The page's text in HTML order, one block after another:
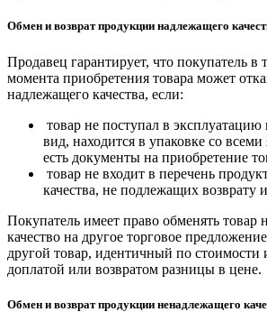
Обмен и возврат продукции надлежащего
Продавец гарантирует, что покупатель в
момента приобретения товара может
надлежащего качества, если:
товар не поступал в
вид, находится в упаковке со
есть документы на приобретение
товар не входит в перечень
качества, не подлежащих возврату
Покупатель имеет право обменять товар
качество на другое торговое
другой товар, идентичный по стоимости
доплатой или возвратом разницы в цене.
Обмен и возврат продукции ненадлежащего